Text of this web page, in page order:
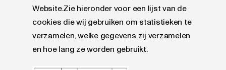
Website.Zie hieronder voor een lijst van de
cookies die wij gebruiken om statistieken te
verzamelen, welke gegevens zij verzamelen
en hoe lang ze worden gebruikt.